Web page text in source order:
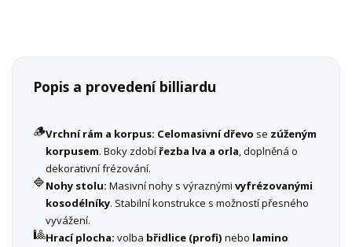
Popis a provedení billiardu
🪵Vrchní rám a korpus: Celomasivní dřevo se zúženým
korpusem. Boky zdobířezba lva a orla, doplněná o
dekorativní frézování.
🔷Nohy stolu: Masivní nohy s výraznými vyfrézovanými
kosodélníky. Stabilní konstrukce s možností přesného
vyvážení.
🎱Hrací plocha: volba břidlice (profi) nebo lamino